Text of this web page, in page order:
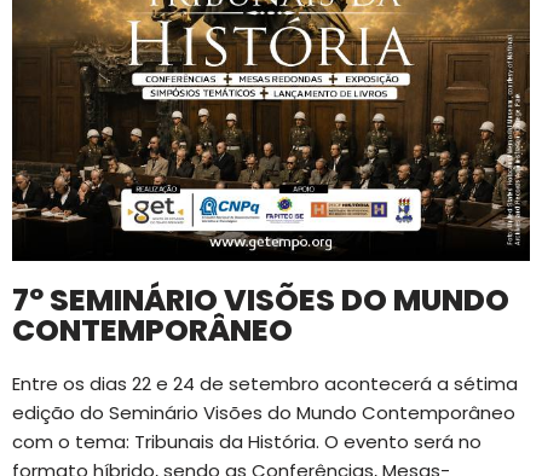
7º SEMINÁRIO VISÕES DO MUNDO
CONTEMPORÂNEO
Entre os dias 22 e 24 de setembro acontecerá a sétima
edição do Seminário Visões do Mundo Contemporâneo
com o tema: Tribunais da História. O evento será no